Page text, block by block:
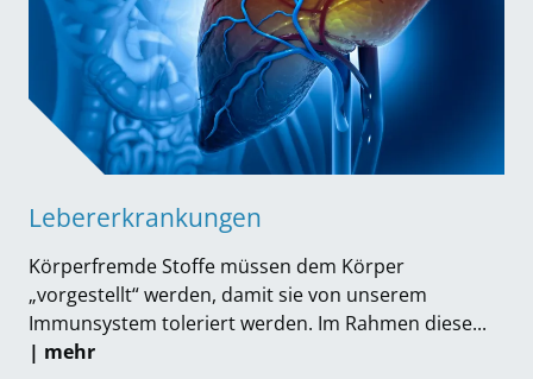
Lebererkrankungen
Körperfremde Stoffe müssen dem Körper
„vorgestellt“ werden, damit sie von unserem
Immunsystem toleriert werden. Im Rahmen diese...
| mehr